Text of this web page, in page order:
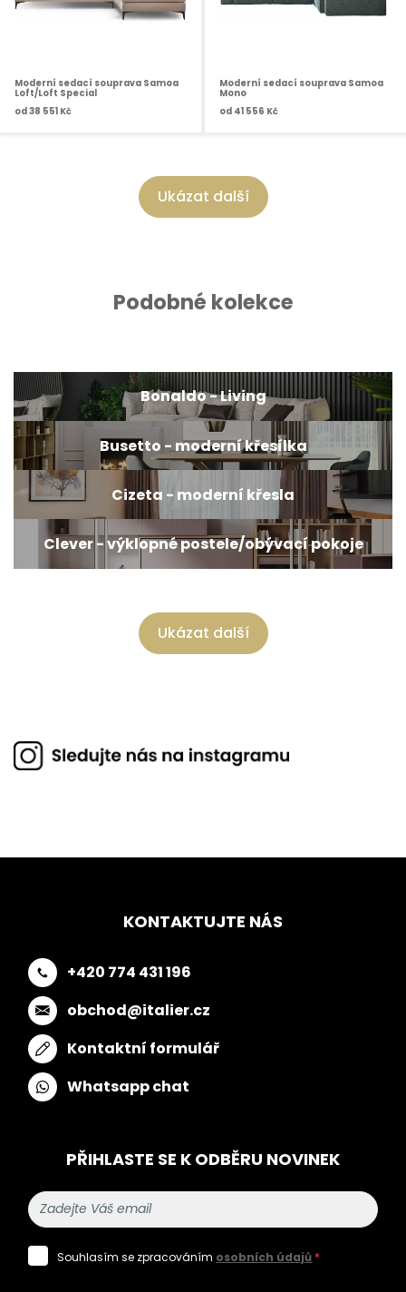
Moderní sedací souprava Samoa
Loft/Loft Special
od38 551 Kč
Moderní sedací souprava Samoa
Mono
od 41 556 Kč
Ukázat další
Podobné kolekce
Bonaldo - Living
Busetto - moderní křesílka
Cizeta - moderní křesla
Clever - výklopné postele/obývací pokoje
Ukázat další
KONTAKTUJTE NÁS
+420 774 431 196
obchod@italier.cz
Kontaktní formulář
Whatsapp chat
PŘIHLASTE SE K ODBĚRU NOVINEK
Souhlasím se zpracováním osobních údajů *